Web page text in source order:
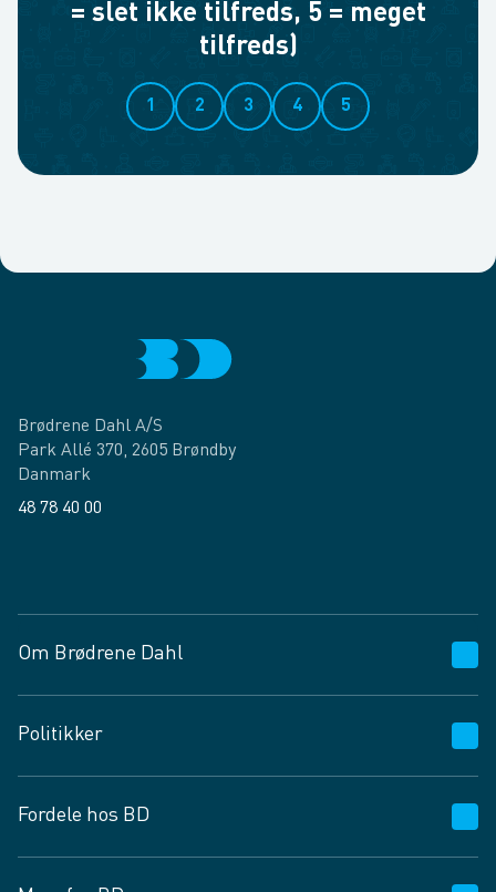
= slet ikke tilfreds, 5 = meget
tilfreds)
1 2 3 4 5
Brødrene Dahl A/S
Park Allé 370, 2605 Brøndby
Danmark
48 78 40 00
Om Brødrene Dahl
Vagttelefon 30 10 89 89
Spørgsmål og svar
Job og karriere
Fødevarekontrolrapport
Politikker
Privatlivspolitik
Cookies
Fordele hos BD